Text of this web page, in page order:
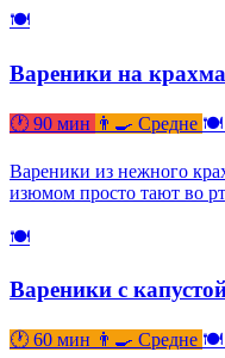
🍽
Вареники на
🕐 90 мин 👨‍🍳 Средне 🍽
Вареники из нежного
изюмом просто тают во
🍽
Вареники с
🕐 60 мин 👨‍🍳 Средне 🍽